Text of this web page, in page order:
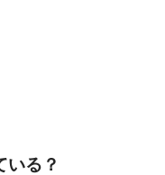
いる？